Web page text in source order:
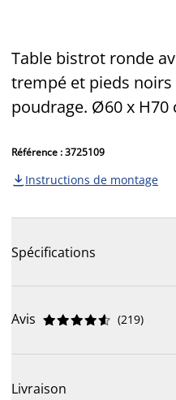
Table bistrot ronde
trempé et pieds
poudrage. Ø60 x H70
Référence : 3725109
 Instructions de montage
Spécifications
Avis 




 (219)
Livraison